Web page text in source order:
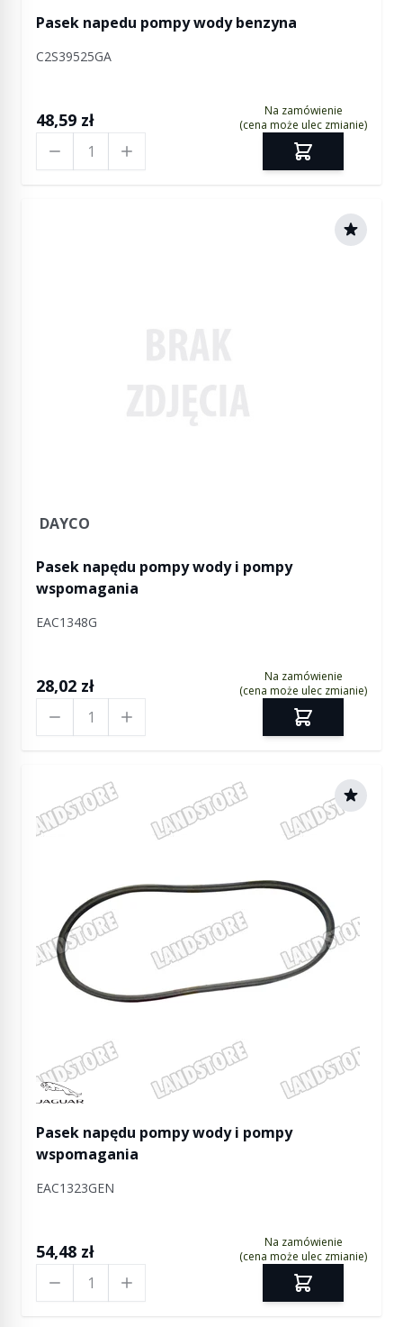
Pasek napedu pompy wody benzyna
C2S39525GA
48,59 zł
Na zamówienie
(cena może ulec zmianie)
DAYCO
Pasek napędu pompy wody i pompy
wspomagania
EAC1348G
28,02 zł
Na zamówienie
(cena może ulec zmianie)
Manufactured by Jaguar
Pasek napędu pompy wody i pompy
wspomagania
EAC1323GEN
54,48 zł
Na zamówienie
(cena może ulec zmianie)